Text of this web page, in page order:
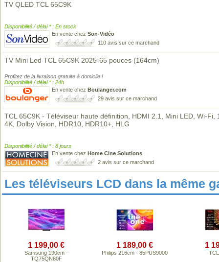
TV QLED TCL 65C9K
Disponibilité / délai * : En stock
En vente chez Son-Vidéo
110 avis sur ce marchand
TV Mini Led TCL 65C9K 2025-65 pouces (164cm)
Profitez de la livraison gratuite à domicile !
Disponibilité / délai * : 24h
En vente chez Boulanger.com
29 avis sur ce marchand
TCL 65C9K - Téléviseur haute définition, HDMI 2.1, Mini LED, Wi-Fi,
4K, Dolby Vision, HDR10, HDR10+, HLG
Disponibilité / délai * : 8 jours
En vente chez Home Cine Solutions
2 avis sur ce marchand
Les téléviseurs LCD dans la même
1 199,00 €
Samsung 190cm -
TQ75QN80F
1 189,00 €
Philips 216cm - 85PUS9000
1